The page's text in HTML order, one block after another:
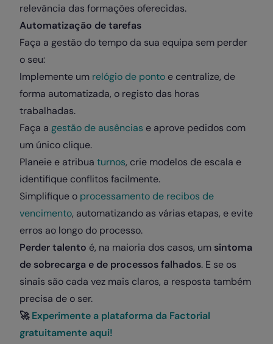
relevância das formações oferecidas.
Automatização de tarefas
Faça a gestão do tempo da sua equipa sem perder
o seu:
Implemente um relógio de ponto e centralize, de
forma automatizada, o registo das horas
trabalhadas.
Faça a gestão de ausências e aprove pedidos com
um único clique.
Planeie e atribua turnos, crie modelos de escala e
identifique conflitos facilmente.
Simplifique o processamento de recibos de
vencimento, automatizando as várias etapas, e evite
erros ao longo do processo.
Perder talento é, na maioria dos casos, um sintoma
de sobrecarga e de processos falhados. E se os
sinais são cada vez mais claros, a resposta também
precisa de o ser.
🚀Experimente a plataforma da Factorial
gratuitamente aqui!